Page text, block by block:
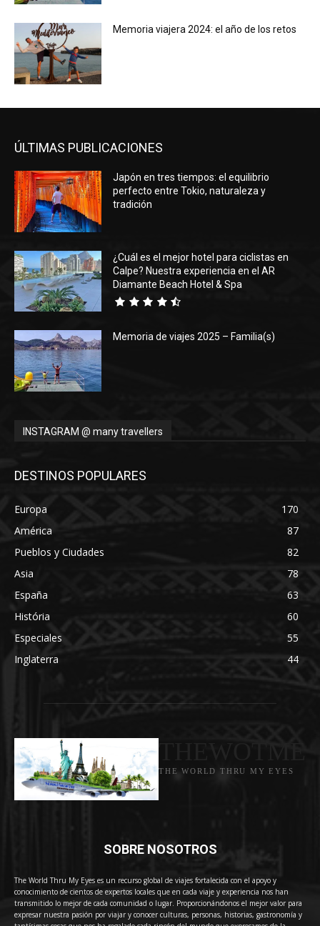
Memoria viajera 2024: el año de los retos
ÚLTIMAS PUBLICACIONES
Japón en tres tiempos: el equilibrio
perfecto entre Tokio, naturaleza y
tradición
¿Cuál es el mejor hotel para ciclistas en
Calpe? Nuestra experiencia en el AR
Diamante Beach Hotel & Spa
Memoria de viajes 2025 – Familia(s)
INSTAGRAM @ many travellers
DESTINOS POPULARES
Europa
170
América
87
Pueblos y Ciudades
82
Asia
78
España
63
História
60
Especiales
55
Inglaterra
44
THE WORLD THRU MY EYES
SOBRE NOSOTROS
The World Thru My Eyes es un recurso global de viajes fortalecida con el apoyo y
conocimiento de cientos de expertos locales que en cada viaje y experiencia nos han
transmitido lo mejor de cada comunidad o lugar. Proporcionándonos el mejor valor para
expresar nuestra pasión por viajar y conocer culturas, personas, historias, gastronomía y